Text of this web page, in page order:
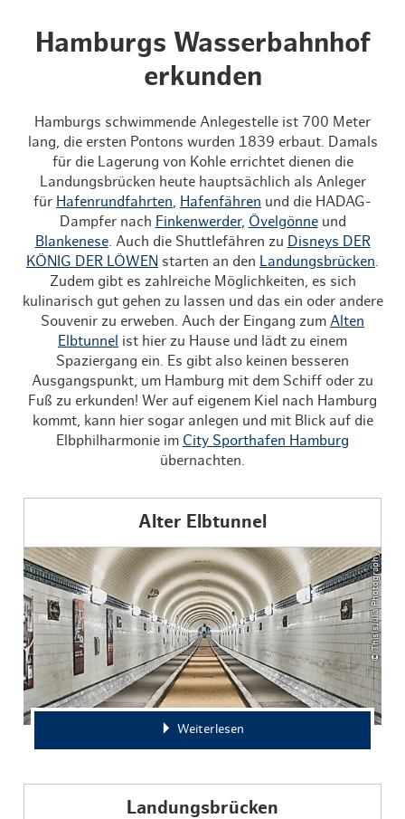
Hamburgs Wasserbahnhof
erkunden
Hamburgs schwimmende Anlegestelle ist 700 Meter
lang, die ersten Pontons wurden 1839 erbaut. Damals
für die Lagerung von Kohle errichtet dienen die
Landungsbrücken heute hauptsächlich als Anleger
für Hafenrundfahrten Hafenfähren und die HADAG-
Dampfer nach Finkenwerder, Övelgönneund
Blankenese. Auch die Shuttlefähren zu
Disneys DER
KÖNIG DER LÖWEN starten an den Landungsbrücken
Zudem gibt es zahlreiche Möglichkeiten, es sich
kulinarisch gut gehen zu lassen und das ein oder andere
Souvenir zu erweben. Auch der Eingang zum Alten
Elbtunnel ist hier zu Hause und lädt zu einem
Spaziergang ein. Es gibt also keinen besseren
Ausgangspunkt, um Hamburg mit dem Schiff oder zu
Fuß zu erkunden! Wer auf eigenem Kiel nach Hamburg
kommt, kann hier sogar anlegen und mit Blick auf die
Elbphilharmonie im City Sporthafen Hamburg
übernachten.
Alter Elbtunnel
© ThisIsJulia Photography
Weiterlesen
Landungsbrücken